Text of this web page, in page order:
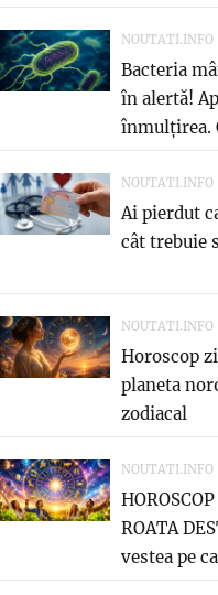
NOUTATI.INFO
Bacteria
în alertă!
înmulțirea.
NOUTATI.INFO
Ai pierdut
cât trebuie
NOUTATI.INFO
Horoscop
planeta
zodiacal
NOUTATI.INFO
ROATA
vestea pe